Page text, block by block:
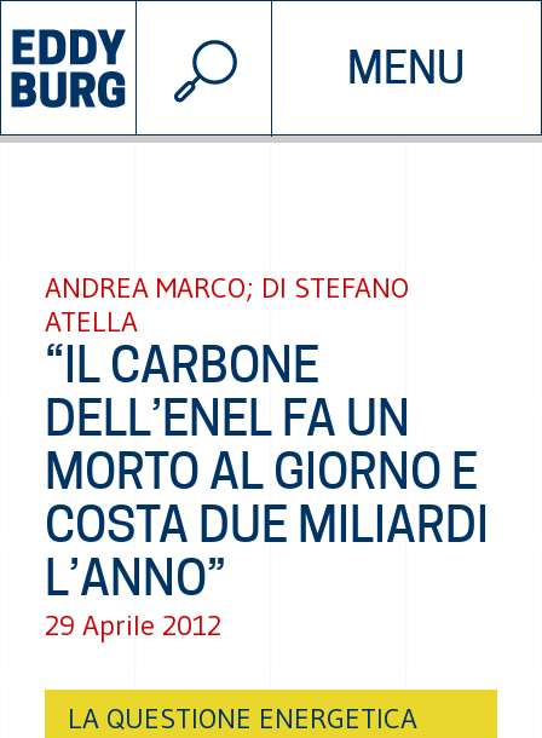
MENU
INIZIATIVE CHI SIAMO
© 2026 EDDYBURG
ANDREA MARCO; DI STEFANO
ATELLA
“IL CARBONE
DELL’ENEL FA UN
MORTO AL GIORNO E
COSTA DUE MILIARDI
L’ANNO”
29 Aprile 2012
LA QUESTIONE ENERGETICA